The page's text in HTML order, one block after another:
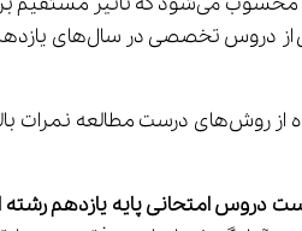
همان‌طور که می‌دانید از
دروس امتحانی پایه یازدهم رشته